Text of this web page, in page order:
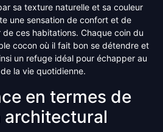
sa texture naturelle et sa couleur
une sensation de confort et de
de ces habitations. Chaque coin du
cocon où il fait bon se détendre et
un refuge idéal pour échapper au
la vie quotidienne.
en termes de
architectural